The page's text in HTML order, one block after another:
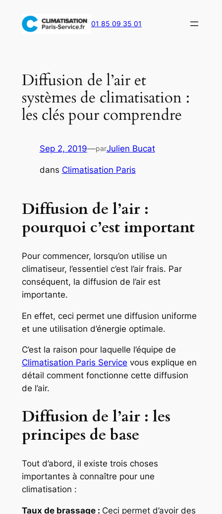
01 85 09 35 01
Diffusion de l’air et
systèmes de climatisation :
les clés pour comprendre
Sep 2, 2019—parJulien Bucat
dans Climatisation Paris
Diffusion de l’air :
pourquoi c’est important
Pour commencer, lorsqu’on utilise un
climatiseur, l’essentiel c’est l’air frais. Par
conséquent, la diffusion de l’air est
importante.
En effet, ceci permet une diffusion uniforme
et une utilisation d’énergie optimale.
C’est la raison pour laquelle l’équipe de
Climatisation Paris Service vous explique en
détail comment fonctionne cette diffusion
de l’air.
Diffusion de l’air : les
principes de base
Tout d’abord, il existe trois choses
importantes à connaître pour une
climatisation :
Taux de brassage : Ceci permet d’avoir des